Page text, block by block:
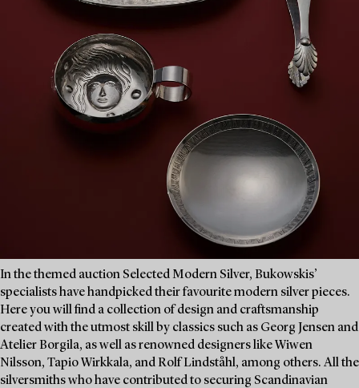
In the themed auction Selected Modern Silver, Bukowskis’
specialists have handpicked their favourite modern silver pieces.
Here you will find a collection of design and craftsmanship
created with the utmost skill by classics such as Georg Jensen and
Atelier Borgila, as well as renowned designers like Wiwen
Nilsson, Tapio Wirkkala, and Rolf Lindståhl, among others. All the
silversmiths who have contributed to securing Scandinavian